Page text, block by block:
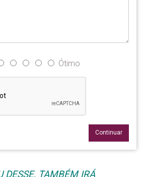
Ótimo
Continuar
DESSE, TAMBÉM IRÁ